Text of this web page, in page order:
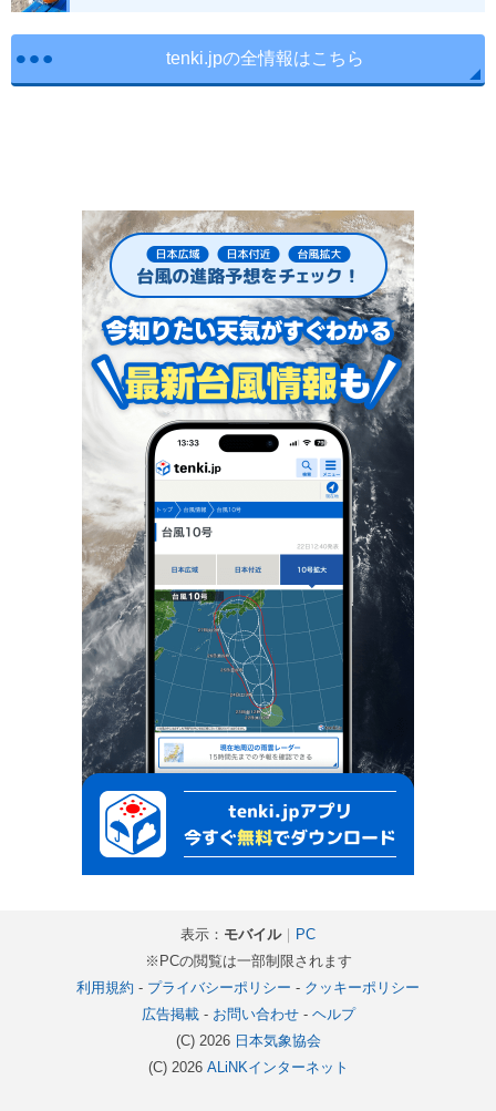
tenki.jpの全情報はこちら
表示： モバイル｜ PC
※PCの閲覧は一部制限されます
利用規約 - プライバシーポリシー - クッキーポリシー
広告掲載- お問い合わせ- ヘルプ
(C) 2026 日本気象協会
(C) 2026 ALiNKインターネット